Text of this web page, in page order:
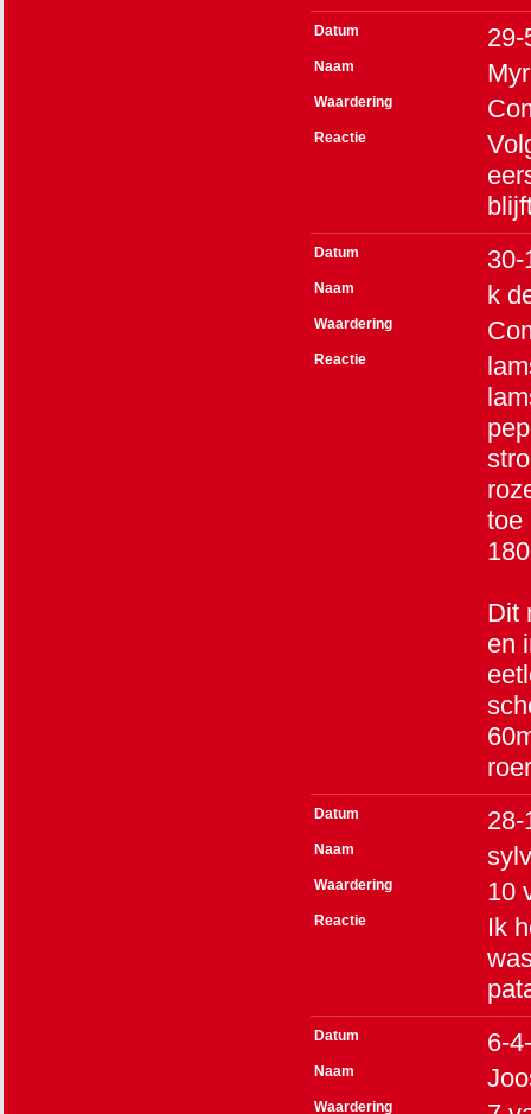
Datum 29-
Naam
Waardering
Reactie
Datum 30-
Naam k
Waardering
Reactie
toe
Dit
en
Datum 28-
Naam
Waardering 10
Reactie
Ik
Datum 6-
Naam
Waardering